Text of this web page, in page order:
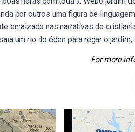
por outros uma figura de
enraizado nas narrativas do
um rio do éden para regar o
For more